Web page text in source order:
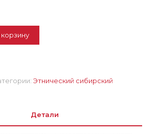
корзину
Этнический сибирский
Детали